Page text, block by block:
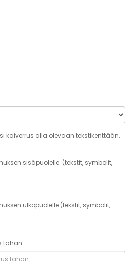
kaiverrus alla olevaan tekstikenttään.
sisäpuolelle. (tekstit, symbolit,
ulkopuolelle (tekstit, symbolit,
tähän: